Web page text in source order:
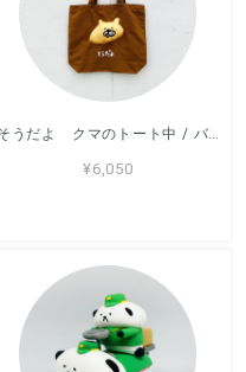
そうだよ クマのトート中 / バッグ / アッコモン
¥6,050